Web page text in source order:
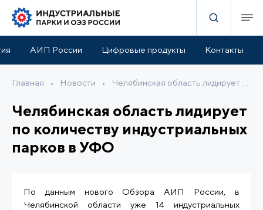
АИП России Цифровые продукты Контакты
Главная • Новости •
Челябинская область лидирует
по количеству индустриальных
парков в УФО
По данным нового Обзора АИП России, в
Челябинской области уже 14 индустриальных